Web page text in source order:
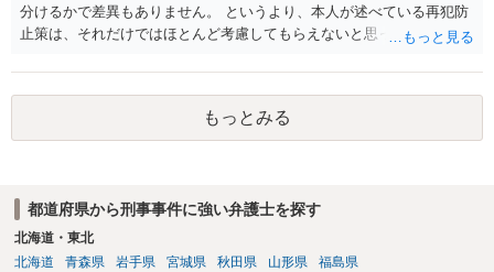
分けるかで差異もありません。 というより、本人が述べている再犯防
止策は、それだけではほとんど考慮してもらえないと思った方が良い
やカウンセリング・治療の内容 ・利用している再犯防止策（例えば保
護観察所と連携した職業支援の内容や具体的な就労・監督状況） ・監
督者の証言 など、証拠で担保された客観性と実現可能性があるもので
なければあまり意味がありません。 もともと執行猶予が狙える事案で
いうのが実感です。
もっとみる
都道府県から刑事事件に強い弁護士を探す
北海道・東北
北海道
青森県 岩手県 宮城県 秋田県 山形県 福島県